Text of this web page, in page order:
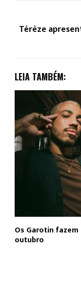
Térèze
LEIA TAMBÉM:
Os Garotin
outubro